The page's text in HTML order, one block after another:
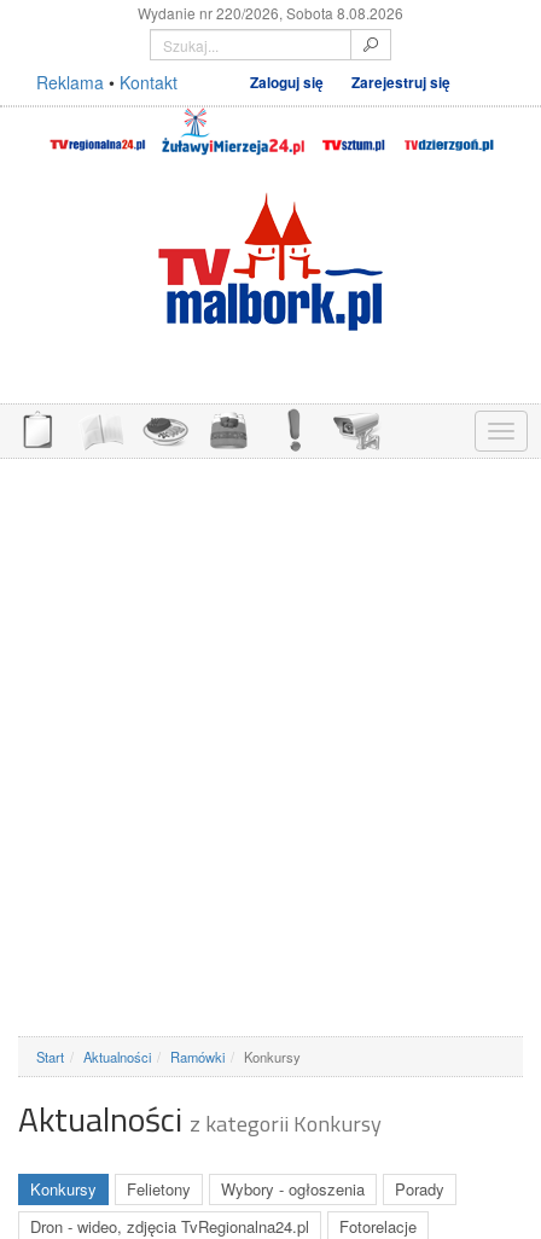
Wydanie nr 220/2026, Sobota 8.08.2026
Reklama • Kontakt Zaloguj się Zarejestruj się
Menu
Start Aktualności Ramówki Konkursy
Aktualności z kategorii Konkursy
Konkursy Felietony Wybory - ogłoszenia
Porady
Dron - wideo, zdjęcia TvRegionalna24.pl
Fotorelacje